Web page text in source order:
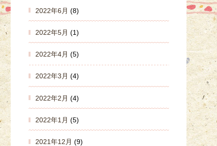
2022年6月 (8)
2022年5月 (1)
2022年4月 (5)
2022年3月 (4)
2022年2月 (4)
2022年1月 (5)
2021年12月 (9)